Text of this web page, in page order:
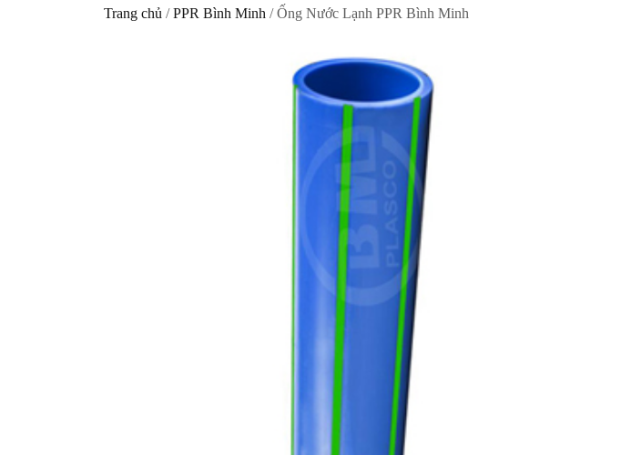
Trang chủ /PPR Bình Minh / Ống Nước Lạnh PPR Bình Minh